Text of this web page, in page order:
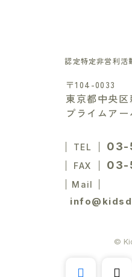
認定特定非営利活
〒104-0033
東京都中央
プライムア
TEL 03-
FAX 03-
Mail
©